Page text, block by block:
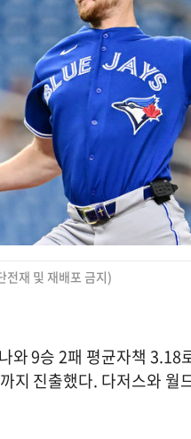
재 및 재배포 금지)
와 9승 2패 평균자책 3.18
지 진출했다. 다저스와